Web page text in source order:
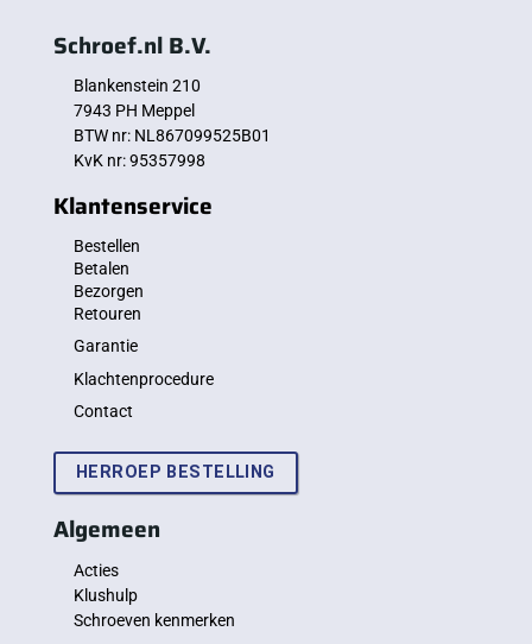
Schroef.nl B.V.
Blankenstein 210
7943 PH Meppel
BTW nr: NL867099525B01
KvK nr: 95357998
Klantenservice
Bestellen
Betalen
Bezorgen
Retouren
Garantie
Klachtenprocedure
Contact
HERROEP BESTELLING
Algemeen
Acties
Klushulp
Schroeven kenmerken